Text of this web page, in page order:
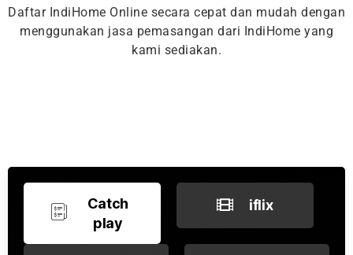
Daftar IndiHome Online secara cepat dan mudah dengan
menggunakan jasa pemasangan dari IndiHome yang
kami sediakan.
Catch
play
iflix